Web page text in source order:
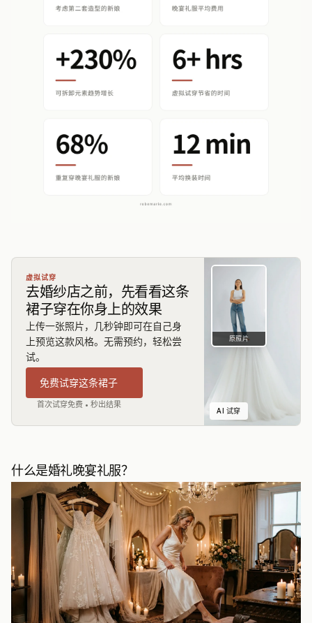
虚拟试穿
去婚纱店之前，先看看这条
裙子穿在你身上的效果
上传一张照片，几秒钟即可在自己身
上预览这款风格。无需预约，轻松尝
试。
免费试穿这条裙子
首次试穿免费 • 秒出结果
原照片
AI 试穿
什么是婚礼晚宴礼服？